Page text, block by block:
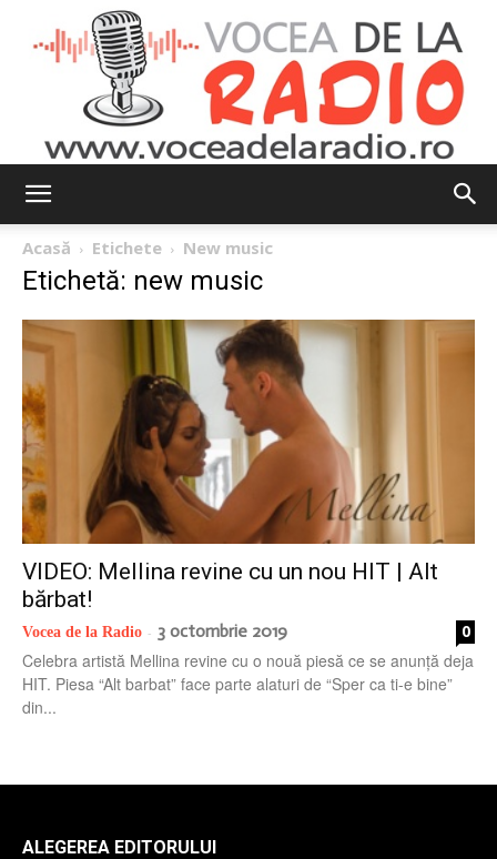
radio
Acasă Etichete New music
Etichetă: new music
VIDEO: Mellina revine cu un nou HIT | Alt
bărbat!
Vocea de la Radio - 3 octombrie 2019 0
Celebra artistă Mellina revine cu o nouă piesă ce se anunță deja
HIT. Piesa “Alt barbat” face parte alaturi de “Sper ca ti-e bine”
din...
ALEGEREA EDITORULUI